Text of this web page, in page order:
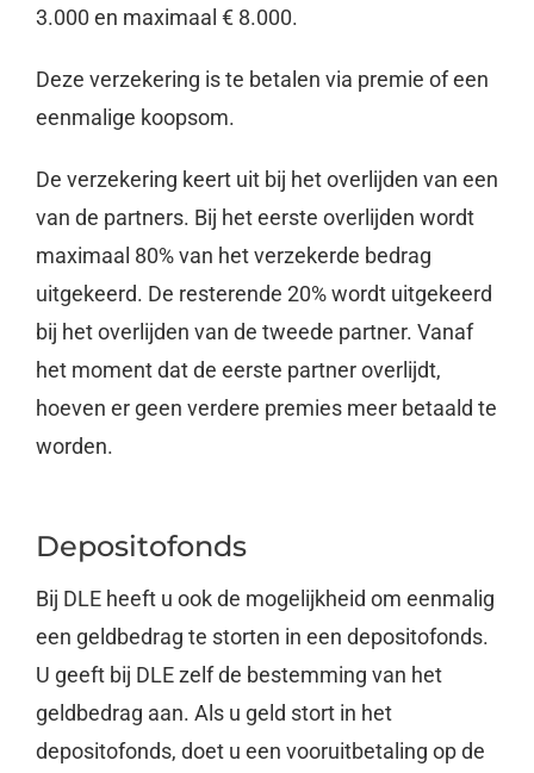
3.000 en maximaal € 8.000.
Deze verzekering is te betalen via premie of een
eenmalige koopsom.
De verzekering keert uit bij het overlijden van een
van de partners. Bij het eerste overlijden wordt
maximaal 80% van het verzekerde bedrag
uitgekeerd. De resterende 20% wordt uitgekeerd
bij het overlijden van de tweede partner. Vanaf
het moment dat de eerste partner overlijdt,
hoeven er geen verdere premies meer betaald te
worden.
Depositofonds
Bij DLE heeft u ook de mogelijkheid om eenmalig
een geldbedrag te storten in een depositofonds.
U geeft bij DLE zelf de bestemming van het
geldbedrag aan. Als u geld stort in het
depositofonds, doet u een vooruitbetaling op de